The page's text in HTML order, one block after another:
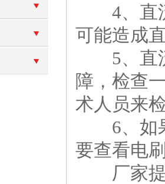
4、直流
可能造成
5、直流
障，检查
术人员来
6、如果
要查看电
厂家提